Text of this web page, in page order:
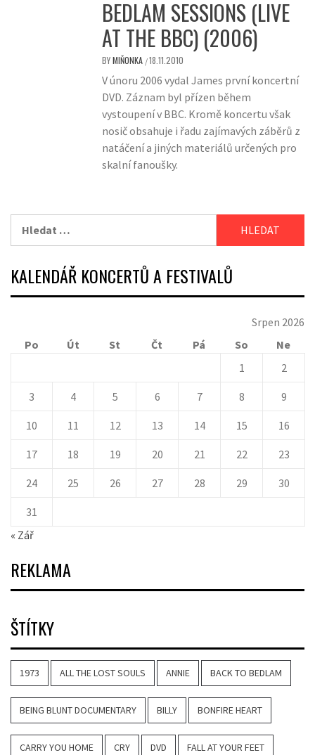
BEDLAM SESSIONS (LIVE
AT THE BBC) (2006)
BYMIŇONKA /18.11.2010
V únoru 2006 vydal James první koncertní
DVD. Záznam byl přízen během
vystoupení v BBC. Kromě koncertu však
nosič obsahuje i řadu zajímavých záběrů z
natáčení a jiných materiálů určených pro
skalní fanoušky.
KALENDÁŘ KONCERTŮ A FESTIVALŮ
Srpen 2026
Po
Út St Čt Pá So
Ne
1
2
3 4 5 6 7 8 9
10 11 12 13 14 15 16
17 18 19 20 21 22 23
24 25 26 27 28 29 30
31
« Zář
REKLAMA
ŠTÍTKY
1973 ALL THE LOST SOULS ANNIE BACK TO BEDLAM
BEING BLUNT DOCUMENTARY BILLY BONFIRE HEART
CARRY YOU HOME CRY DVD FALL AT YOUR FEET